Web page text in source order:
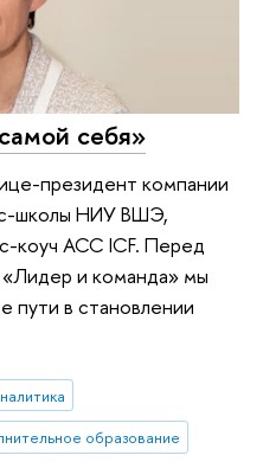
себя»
президент компании
школы НИУ ВШЭ,
коуч ACC ICF. Перед
и команда» мы
пути в становлении
образование